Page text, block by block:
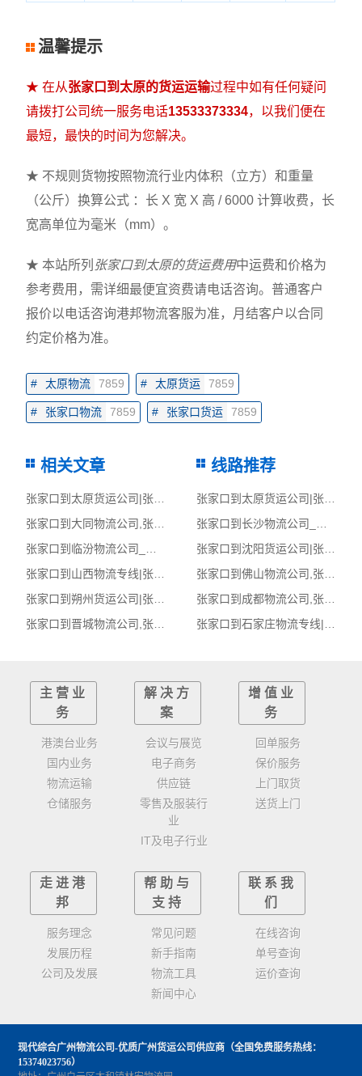
温馨提示
★ 在从张家口到太原的货运运输过程中如有任何疑问
请拨打公司统一服务电话13533373334，以我们便在
最短，最快的时间为您解决。
★ 不规则货物按照物流行业内体积（立方）和重量
（公斤）换算公式 ：长 X 宽 X 高 / 6000 计算收费，长
宽高单位为毫米（mm）。
★ 本站所列 张家口到太原的货运费用中运费和价格为
参考费用，需详细最便宜资费请电话咨询。普通客户
报价以电话咨询港邦物流客服为准，月结客户以合同
约定价格为准。
# 太原物流 7859 # 太原货运 7859
# 张家口物流 7859 # 张家口货运 7859
相关文章
张家口到太原货运公司|张家口到太原货运专线
张家口到大同物流公司,张家口物流到大同,张家口至大同物流专线
张家口到临汾物流公司_张家口到临汾货运_张家口至临汾物流专线
张家口到山西物流专线|张家口至山西货运公司
张家口到朔州货运公司|张家口到朔州货运专线
张家口到晋城物流公司,张家口物流到晋城,张家口至晋城物流专线
线路推荐
张家口到太原货运公司|张家口到太原货运专线
张家口到长沙物流公司_张家口到长沙货运_张家口至长沙物流专线
张家口到沈阳货运公司|张家口到沈阳货运专线
张家口到佛山物流公司,张家口物流到佛山,张家口至佛山物流专线
张家口到成都物流公司,张家口物流到成都,张家口至成都物流专线
张家口到石家庄物流专线|张家口至石家庄货运公司
主营业
务
港澳台业务
国内业务
物流运输
仓储服务
解决方
案
会议与展览
电子商务
供应链
零售及服装行
业
IT及电子行业
增值业
务
回单服务
保价服务
上门取货
送货上门
走进港
邦
服务理念
发展历程
公司及发展
帮助与
支持
常见问题
新手指南
物流工具
新闻中心
联系我
们
在线咨询
单号查询
运价查询
现代综合广州物流公司-优质广州货运公司供应商 （全国免费服务热线：
15374023756）